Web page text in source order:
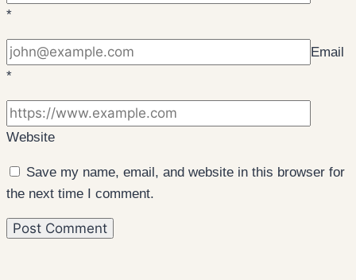
*
Email
*
Website
Save my name, email, and website in this browser for
the next time I comment.